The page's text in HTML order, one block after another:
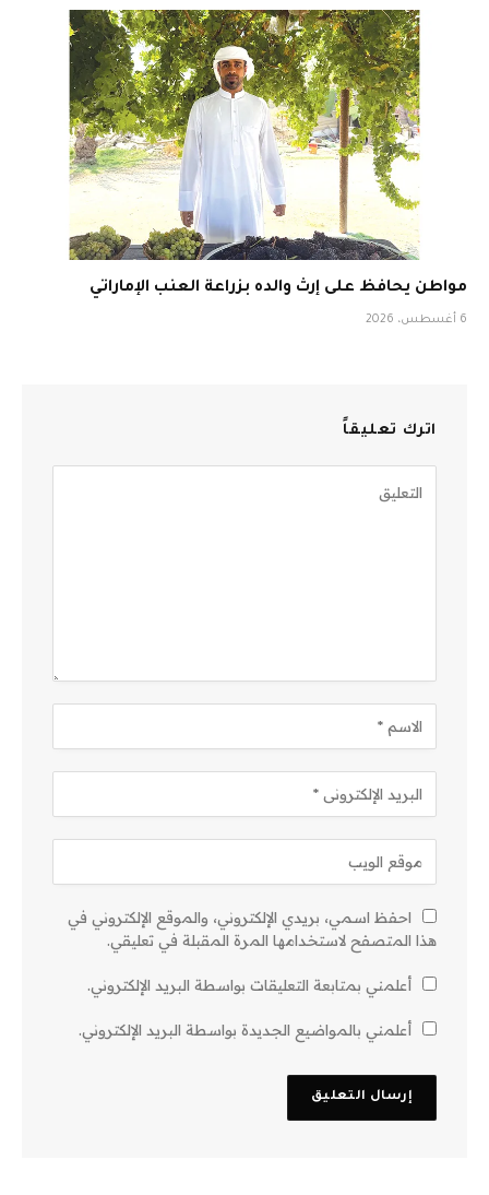
مواطن يحافظ على إرث والده بزراعة العنب الإماراتي
6 أغسطس، 2026
اترك تعليقاً
احفظ اسمي، بريدي الإلكتروني، والموقع الإلكتروني في
هذا المتصفح لاستخدامها المرة المقبلة في تعليقي.
أعلمني بمتابعة التعليقات بواسطة البريد الإلكتروني.
أعلمني بالمواضيع الجديدة بواسطة البريد الإلكتروني.